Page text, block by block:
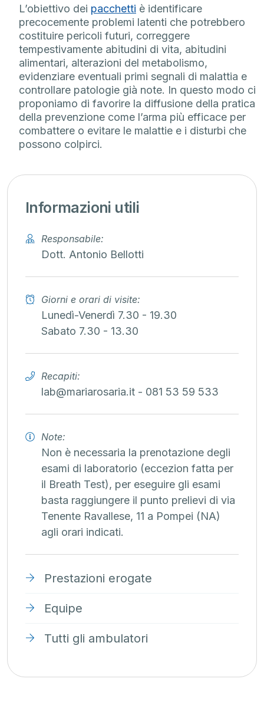
L’obiettivo dei pacchetti è identificare
precocemente problemi latenti che potrebbero
costituire pericoli futuri, correggere
tempestivamente abitudini di vita, abitudini
alimentari, alterazioni del metabolismo,
evidenziare eventuali primi segnali di malattia e
controllare patologie già note. In questo modo ci
proponiamo di favorire la diffusione della pratica
della prevenzione come l’arma più efficace per
combattere o evitare le malattie e i disturbi che
possono colpirci.
Informazioni utili
Responsabile:
Dott. Antonio Bellotti
Giorni e orari di visite:
Lunedì-Venerdì 7.30 - 19.30
Sabato 7.30 - 13.30
Recapiti:
lab@mariarosaria.it - 081 53 59 533
Note:
Non è necessaria la prenotazione degli
esami di laboratorio (eccezion fatta per
il Breath Test), per eseguire gli esami
basta raggiungere il punto prelievi di via
Tenente Ravallese, 11 a Pompei (NA)
agli orari indicati.
Prestazioni erogate
Equipe
Tutti gli ambulatori